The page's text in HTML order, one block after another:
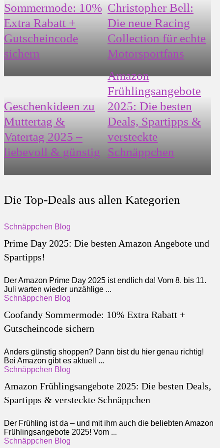
Sommermode: 10%
Extra Rabatt +
Gutscheincode
sichern
Christopher Bell:
Die neue Racing
Collection für echte
Motorsportfans
Geschenkideen zu
Muttertag &
Vatertag 2025 –
liebevoll & günstig
Amazon
Frühlingsangebote
2025: Die besten
Deals, Spartipps &
versteckte
Schnäppchen
Die Top-Deals aus allen Kategorien
Schnäppchen Blog
Prime Day 2025: Die besten Amazon Angebote und
Spartipps!
Der Amazon Prime Day 2025 ist endlich da! Vom 8. bis 11.
Juli warten wieder unzählige ...
Schnäppchen Blog
Coofandy Sommermode: 10% Extra Rabatt +
Gutscheincode sichern
Anders günstig shoppen? Dann bist du hier genau richtig!
Bei Amazon gibt es aktuell ...
Schnäppchen Blog
Amazon Frühlingsangebote 2025: Die besten Deals,
Spartipps & versteckte Schnäppchen
Der Frühling ist da – und mit ihm auch die beliebten Amazon
Frühlingsangebote 2025! Vom ...
Schnäppchen Blog